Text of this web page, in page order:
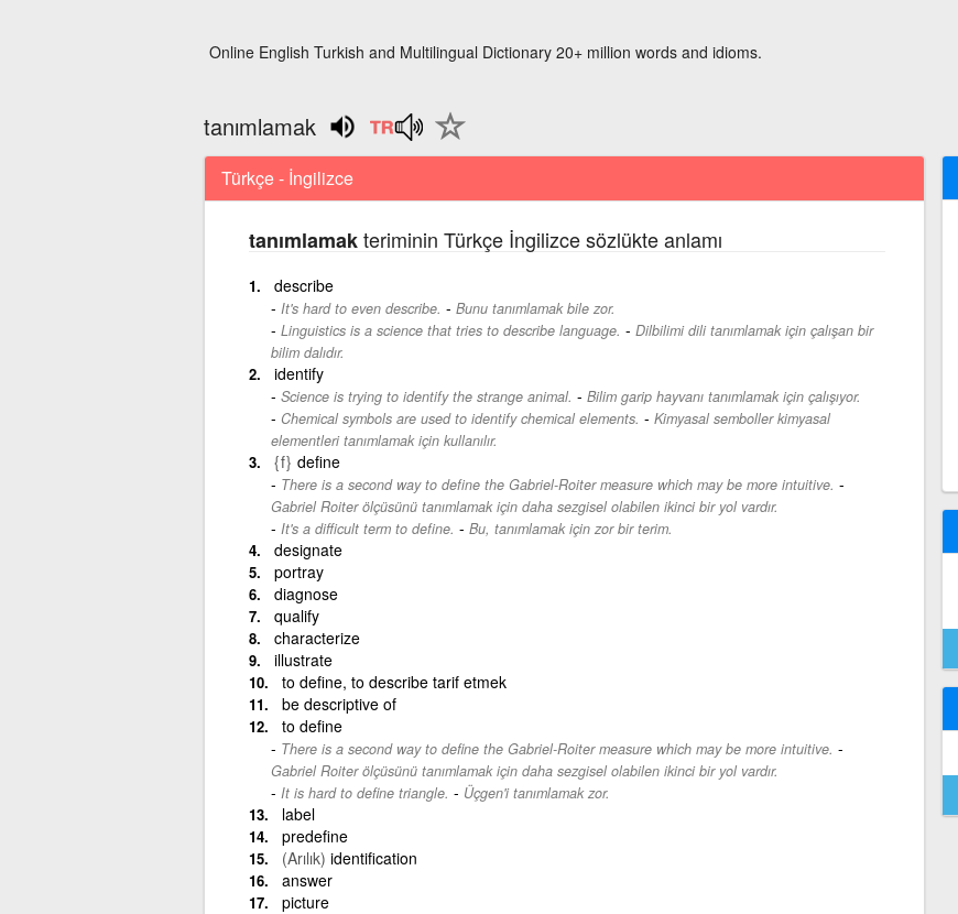
Online English Turkish and Multilingual Dictionary 20+ million words and idioms.
tanımlamak
Türkçe - İngilizce
tanımlamakteriminin Türkçe İngilizce sözlükte anlamı
describe
It's hard to even describe. - Bunu tanımlamak bile zor.
Linguistics is a science that tries to describe language. - Dilbilimi dili tanımlamak için çalışan bir
bilim dalıdır.
identify
Science is trying to identify the strange animal. - Bilim garip hayvanı tanımlamak için çalışıyor.
Chemical symbols are used to identify chemical elements. - Kimyasal semboller kimyasal
elementleri tanımlamak için kullanılır.
{f} define
There is a second way to define the Gabriel-Roiter measure which may be more intuitive. -
Gabriel Roiter ölçüsünü tanımlamak için daha sezgisel olabilen ikinci bir yol vardır.
It's a difficult term to define. - Bu, tanımlamak için zor bir terim.
designate
portray
diagnose
qualify
characterize
illustrate
to define, to describe tarif etmek
be descriptive of
to define
There is a second way to define the Gabriel-Roiter measure which may be more intuitive. -
Gabriel Roiter ölçüsünü tanımlamak için daha sezgisel olabilen ikinci bir yol vardır.
It is hard to define triangle. - Üçgen'i tanımlamak zor.
label
predefine
(Arılık) identification
answer
picture